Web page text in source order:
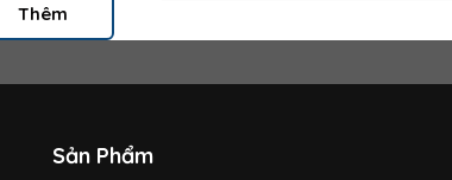
Thêm
Sản Phẩm